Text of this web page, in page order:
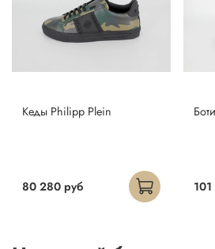
Кеды Philipp Plein
80 280 руб